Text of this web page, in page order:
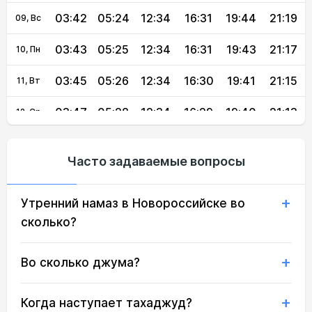
09, Вс 03:42 05:24 12:34 16:31 19:44 21:19
10, Пн 03:43 05:25 12:34 16:31 19:43 21:17
11, Вт 03:45 05:26 12:34 16:30 19:41 21:15
12, Ср 03:47 05:28 12:34 16:29 19:40 21:13
15, Сб 03:52 05:31 12:33 16:27 19:35 21:07
17, Пн 03:55 05:33 21:03
18, Вт 03:57 05:35 12:33 16:25 21:01
Часто задаваемые вопросы
Утренний намаз в Новороссийске во
сколько?
Во сколько джума?
Когда наступает тахаджуд?